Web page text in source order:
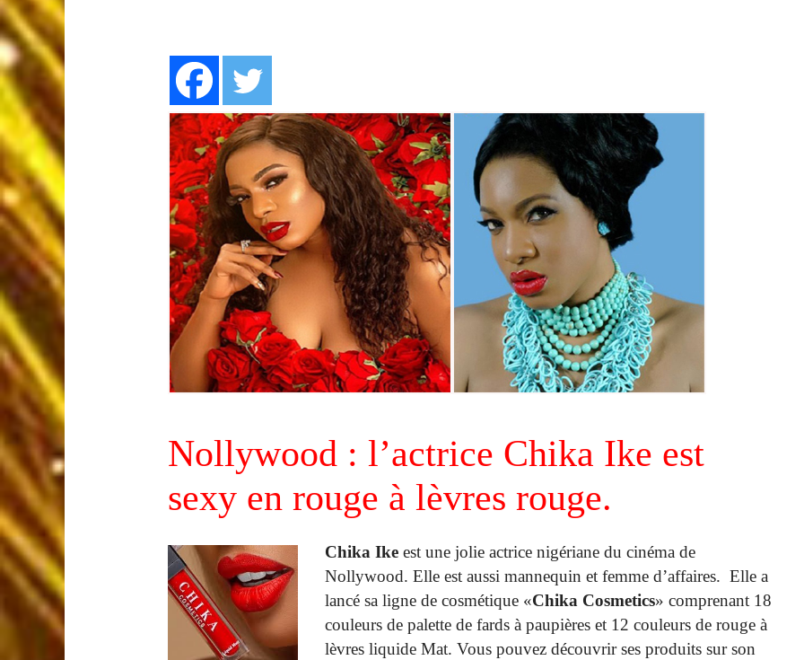
Nollywood : l’actrice Chika Ike est
sexy en rouge à lèvres rouge.
Chika Ike est une jolie actrice nigériane du cinéma de
Nollywood. Elle est aussi mannequin et femme d’affaires. Elle a
lancé sa ligne de cosmétique «Chika Cosmetics» comprenant 18
couleurs de palette de fards à paupières et 12 couleurs de rouge à
lèvres liquide Mat. Vous pouvez découvrir ses produits sur son